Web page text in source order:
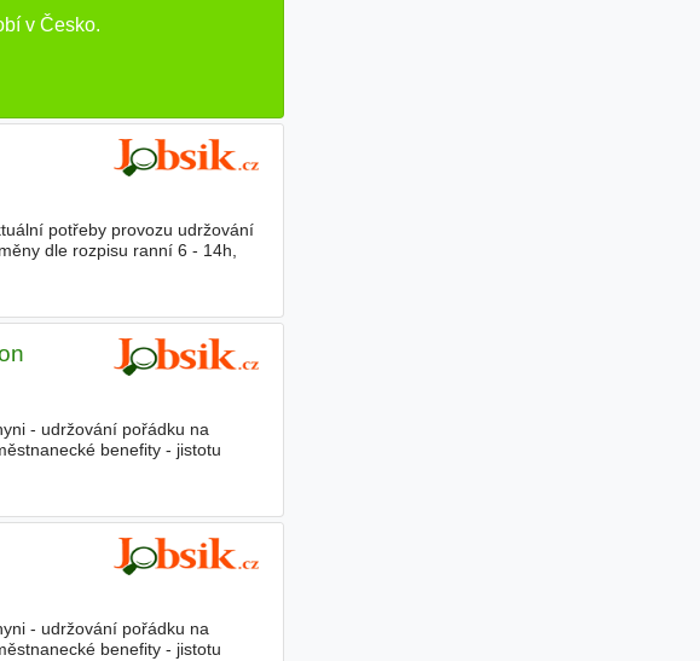
v Česko.
potřeby provozu udržování
dle rozpisu ranní 6 - 14h,
- udržování pořádku na
benefity - jistotu
- udržování pořádku na
benefity - jistotu